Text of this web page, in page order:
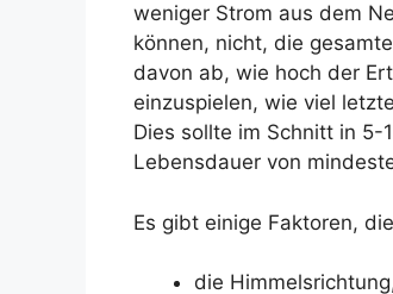
weniger Strom aus dem
können, nicht, die
davon ab, wie hoch der
einzuspielen, wie viel
Dies sollte im Schnitt in 5-
Lebensdauer von
Es gibt einige Faktoren,
die